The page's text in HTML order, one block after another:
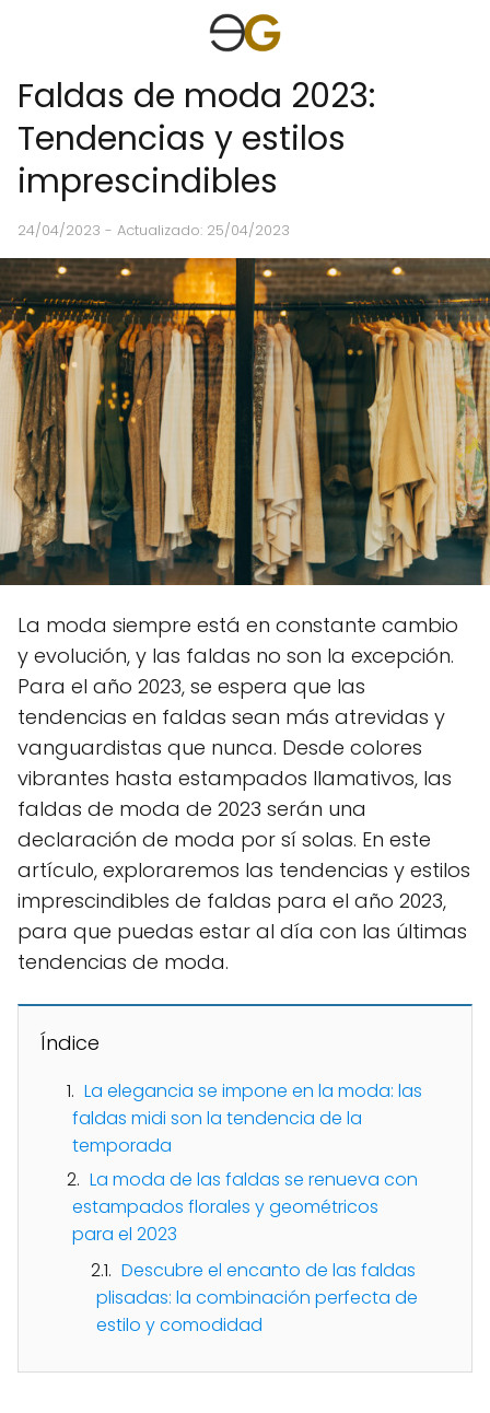
Faldas de moda 2023:
Tendencias y estilos
imprescindibles
24/04/2023 - Actualizado: 25/04/2023
La moda siempre está en constante cambio
y evolución, y las faldas no son la excepción.
Para el año 2023, se espera que las
tendencias en faldas sean más atrevidas y
vanguardistas que nunca. Desde colores
vibrantes hasta estampados llamativos, las
faldas de moda de 2023 serán una
declaración de moda por sí solas. En este
artículo, exploraremos las tendencias y estilos
imprescindibles de faldas para el año 2023,
para que puedas estar al día con las últimas
tendencias de moda.
Índice
La elegancia se impone en la moda: las
faldas midi son la tendencia de la
temporada
La moda de las faldas se renueva con
estampados florales y geométricos
para el 2023
Descubre el encanto de las faldas
plisadas: la combinación perfecta de
estilo y comodidad